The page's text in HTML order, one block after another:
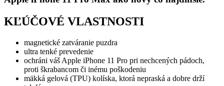
KĽÚČOVÉ VLASTNOSTI
magnetické zatváranie puzdra
ultra tenké prevedenie
ochráni váš Apple iPhone 11 Pro pri nechcených pádoch,
proti škrabancom či inému poškodeniu
mäkká gelová (TPU) kolíska, ktorá nepraská a dobre drží